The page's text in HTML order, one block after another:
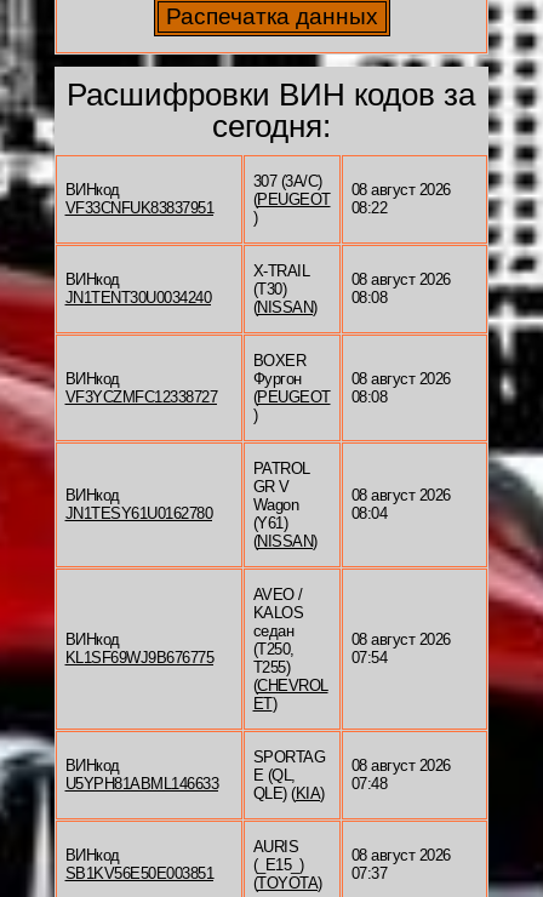
Расшифровки ВИН кодов за
сегодня:
ВИНкод
VF33CNFUK83837951
307 (3A/C)
(PEUGEOT
)
08 август 2026
08:22
ВИНкод
JN1TENT30U0034240
X-TRAIL
(T30)
(NISSAN)
08 август 2026
08:08
ВИНкод
VF3YCZMFC12338727
BOXER
Фургон
(PEUGEOT
)
08 август 2026
08:08
ВИНкод
JN1TESY61U0162780
PATROL
GR V
Wagon
(Y61)
(NISSAN)
08 август 2026
08:04
ВИНкод
KL1SF69WJ9B676775
AVEO /
KALOS
седан
(T250,
T255)
(CHEVROL
ET)
08 август 2026
07:54
ВИНкод
U5YPH81ABML146633
SPORTAG
E (QL,
QLE) (KIA)
08 август 2026
07:48
ВИНкод
SB1KV56E50E003851
AURIS
(_E15_)
(TOYOTA)
08 август 2026
07:37